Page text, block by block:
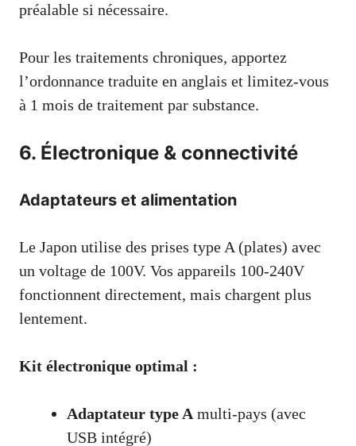
préalable si nécessaire.
Pour les traitements chroniques, apportez
l’ordonnance traduite en anglais et limitez-vous
à 1 mois de traitement par substance.
6. Électronique & connectivité
Adaptateurs et alimentation
Le Japon utilise des prises type A (plates) avec
un voltage de 100V. Vos appareils 100-240V
fonctionnent directement, mais chargent plus
lentement.
Kit électronique optimal :
Adaptateur type A multi-pays (avec
USB intégré)